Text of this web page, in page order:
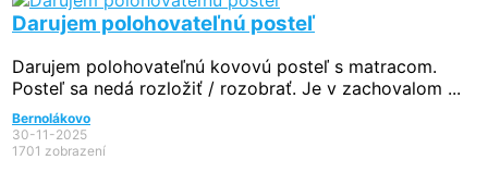
Darujem polohovateľnú posteľ
Darujem polohovateľnú kovovú posteľ s matracom.
Posteľ sa nedá rozložiť / rozobrať. Je v zachovalom ...
Bernolákovo
30-11-2025
1701 zobrazení